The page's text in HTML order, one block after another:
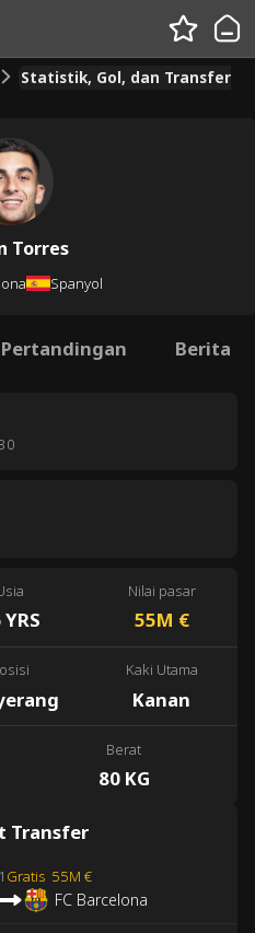
Statistik, Gol, dan Transfer
Torres
Spanyol
Pertandingan Berita
Nilai pasar
55M €
Kaki Utama
Kanan
Berat
80 KG
Transfer
Gratis 55M €
FC Barcelona